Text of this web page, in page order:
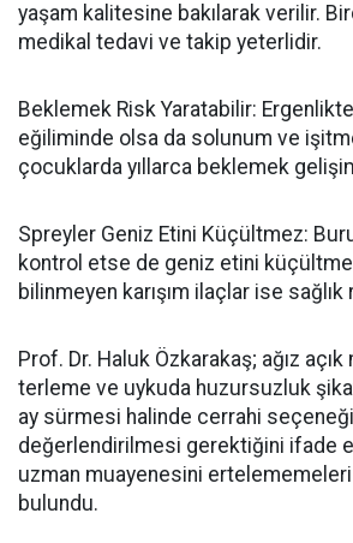
yaşam kalitesine bakılarak verilir.
medikal tedavi ve takip yeterlidir.
Beklemek Risk Yaratabilir:
eğiliminde olsa da solunum ve
çocuklarda yıllarca beklemek
Spreyler Geniz Etini Küçültmez:
kontrol etse de geniz etini
bilinmeyen karışım ilaçlar ise sağlık
Prof. Dr. Haluk Özkarakaş; ağız
terleme ve uykuda huzursuzluk
ay sürmesi halinde cerrahi
değerlendirilmesi gerektiğini ifade
uzman muayenesini ertelememeleri
bulundu.